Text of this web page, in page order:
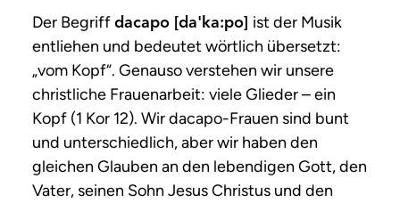
Der Begriff dacapo [da'ka:po] ist der Musik
entliehen und bedeutet wörtlich übersetzt:
„vom Kopf“. Genauso verstehen wir unsere
christliche Frauenarbeit: viele Glieder – ein
Kopf (1 Kor 12). Wir dacapo-Frauen sind bunt
und unterschiedlich, aber wir haben den
gleichen Glauben an den lebendigen Gott, den
Vater, seinen Sohn Jesus Christus und den